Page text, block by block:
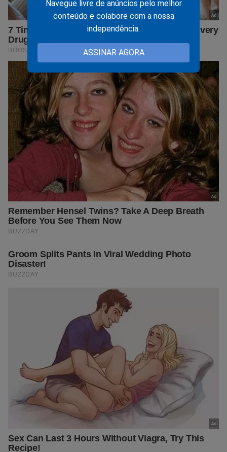
Navegue livre de anúncios pelo melhor
conteúdo e colabore com a nossa
independência.
ASSINAR AGORA